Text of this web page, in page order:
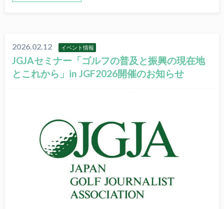
2026.02.12 イベント情報
JGJAセミナー「ゴルフの普及と振興の現在地
とこれから」in JGF2026開催のお知らせ